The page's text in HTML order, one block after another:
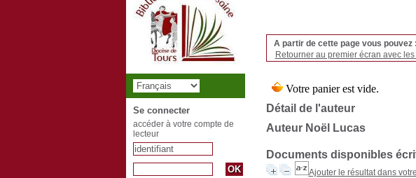
A partir de cette page vous pouvez :
Retourner au premier écran avec
Détail de l'auteur
Auteur Noël Lucas
Documents disponibles
Ajouter le résultat dans
Se connecter
accéder à votre compte de
lecteur